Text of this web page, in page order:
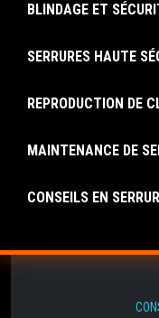
BLINDAGE ET
SERRURES HAUTE
REPRODUCTION DE
MAINTENANCE DE
CONSEILS EN